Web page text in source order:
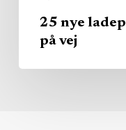
25 nye
på vej